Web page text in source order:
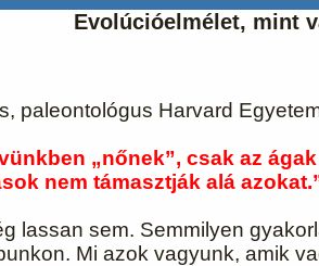
Evolúcióelmélet, mint
paleontológus Harvard
„nőnek”, csak az
nem támasztják alá
lassan sem. Semmilyen
Mi azok vagyunk, amik